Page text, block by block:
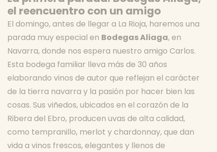
el reencuentro con un amigo
El domingo, antes de llegar a La Rioja, haremos una
parada muy especial en Bodegas Aliaga, en
Navarra, donde nos espera nuestro amigo Carlos.
Esta bodega familiar lleva más de 30 años
elaborando vinos de autor que reflejan el carácter
de la tierra navarra y la pasión por hacer bien las
cosas. Sus viñedos, ubicados en el corazón de la
Ribera del Ebro, producen uvas de alta calidad,
como tempranillo, merlot y chardonnay, que dan
vida a vinos frescos, elegantes y llenos de